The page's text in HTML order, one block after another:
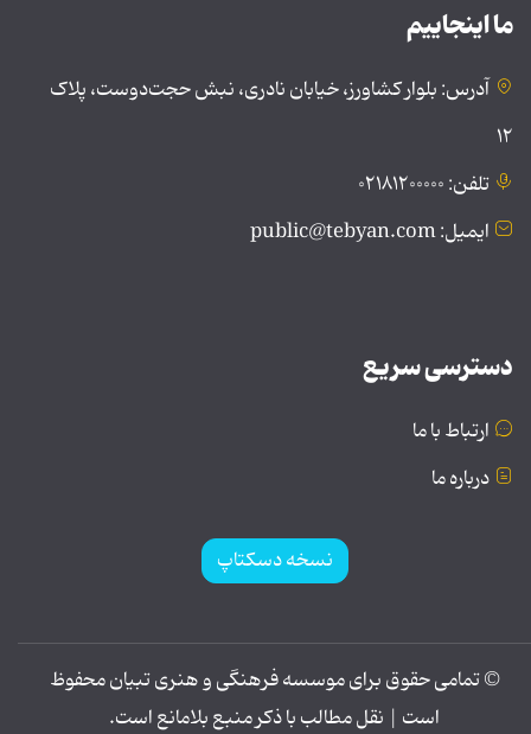
ما اینجاییم
آدرس: بلوار کشاورز، خیابان نادری، نبش حجت‌دوست، پلاک
۱۲
تلفن: ۰۲۱۸۱۲۰۰۰۰۰
ایمیل: public@tebyan.com
دسترسی سریع
ارتباط با ما
درباره ما
نسخه دسکتاپ
© تمامی حقوق برای موسسه فرهنگی و هنری تبیان محفوظ
است | نقل مطالب با ذکر منبع بلامانع است.